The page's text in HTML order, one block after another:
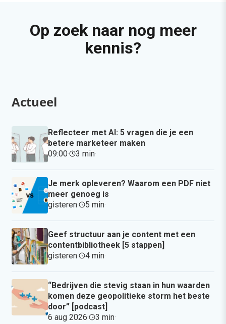
Op zoek naar nog meer
kennis?
Actueel
Reflecteer met AI: 5 vragen die je een
betere marketeer maken
09:00· 3 min·
Je merk opleveren? Waarom een PDF niet
meer genoeg is
gisteren· 5 min·
Geef structuur aan je content met een
contentbibliotheek [5 stappen]
gisteren· 4 min·
“Bedrijven die stevig staan in hun waarden
komen deze geopolitieke storm het beste
door” [podcast]
6 aug 2026· 3 min·